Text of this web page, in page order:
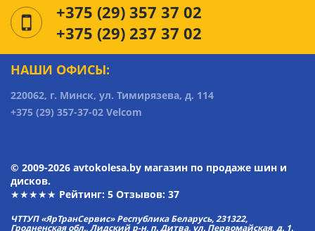
+375 (29) 357 37 02
+375 (29) 237 37 02
НАШИ ОФИСЫ:
220062, г. Минск, ул. Тимирязева, д. 114
+375 (29) 357-37-02 Velcom
© 2009-2026 avtokolesa.by магазин по продаже шин и
дисков.
★★★★★ Рейтинг: 5 Отзывов: 37
ЧТТУП «ЯрТранСервис» Республика Беларусь, 231322,
Гродненская обл., Лидский р-н, п. Дитва, ул. Первомайская, д. 1.